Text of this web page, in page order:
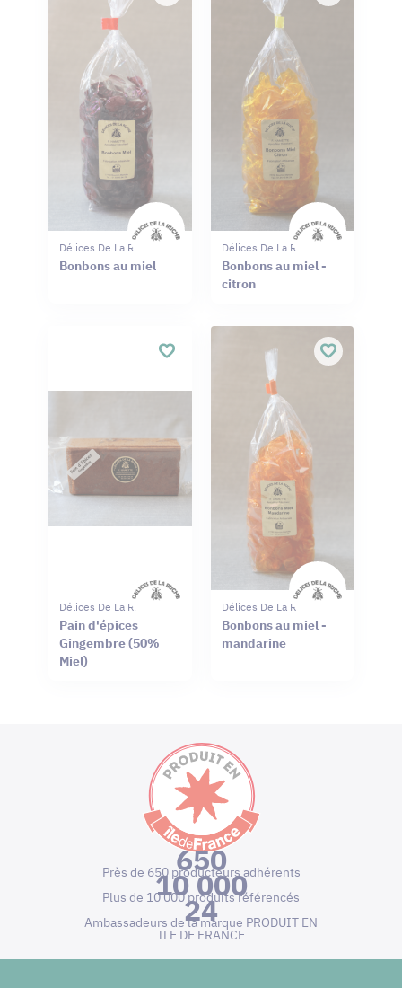
Délices De La Ruche
Bonbons au miel
Délices De La Ruche
Bonbons au miel -
citron
Délices De La Ruche
Pain d'épices
Gingembre (50%
Miel)
Délices De La Ruche
Bonbons au miel -
mandarine
650
Près de 650 producteurs adhérents
10 000
Plus de 10 000 produits référencés
24
Ambassadeurs de la marque PRODUIT EN
ILE DE FRANCE